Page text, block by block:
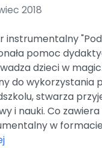
2018
instrumentalny
pomoc
dzieci w
do wykorzystania
stwarza
i nauki. Co
w formacie